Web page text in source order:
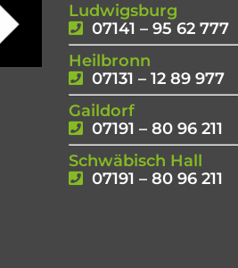
Ludwigsburg
07141 – 95 62 777
Heilbronn
07131 – 12 89 977
Gaildorf
07191 – 80 96 211
Schwäbisch Hall
07191 – 80 96 211